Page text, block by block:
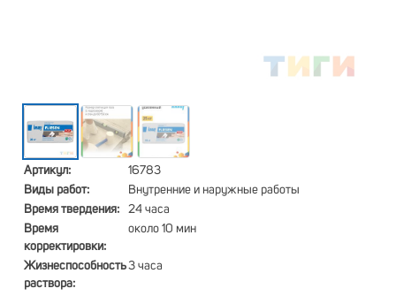
Артикул:
16783
Виды работ:
Внутренние и наружные работы
Время твердения:
24 часа
Время
корректировки:
около 10 мин
Жизнеспособность
раствора:
3 часа